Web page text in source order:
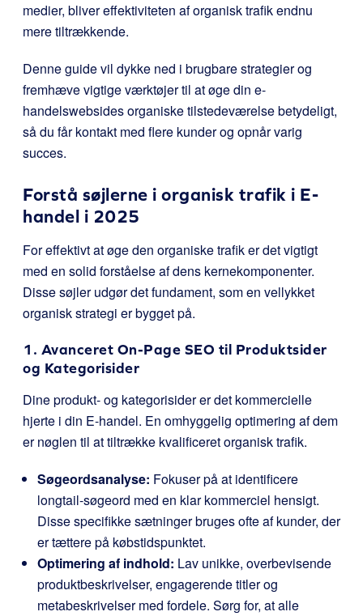
medier, bliver effektiviteten af organisk trafik endnu
mere tiltrækkende.
Denne guide vil dykke ned i brugbare strategier og
fremhæve vigtige værktøjer til at øge din e-
handelswebsides organiske tilstedeværelse betydeligt,
så du får kontakt med flere kunder og opnår varig
succes.
Forstå søjlerne i organisk trafik i E-
handel i 2025
For effektivt at øge den organiske trafik er det vigtigt
med en solid forståelse af dens kernekomponenter.
Disse søjler udgør det fundament, som en vellykket
organisk strategi er bygget på.
1. Avanceret On-Page SEO til Produktsider
og Kategorisider
Dine produkt- og kategorisider er det kommercielle
hjerte i din E-handel. En omhyggelig optimering af dem
er nøglen til at tiltrække kvalificeret organisk trafik.
Søgeordsanalyse: Fokuser på at identificere
longtail-søgeord med en klar kommerciel hensigt.
Disse specifikke sætninger bruges ofte af kunder, der
er tættere på købstidspunktet.
Optimering af indhold: Lav unikke, overbevisende
produktbeskrivelser, engagerende titler og
metabeskrivelser med fordele. Sørg for, at alle